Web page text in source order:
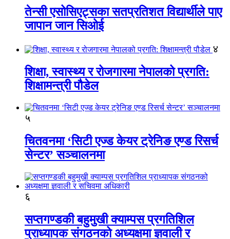
तेन्सी एसोसिएट्सका सतप्रतिशत विद्यार्थीले पाए
जापान जान सिओई
४
शिक्षा, स्वास्थ्य र रोजगारमा नेपालको प्रगति:
शिक्षामन्त्री पौडेल
५
चितवनमा ‘सिटी एज्ड केयर ट्रेनिङ एण्ड रिसर्च
सेन्टर’ सञ्चालनमा
६
सप्तगण्डकी बहुमुखी क्याम्पस प्रगतिशिल
प्राध्यापक संगठनको अध्यक्षमा ज्ञवाली र